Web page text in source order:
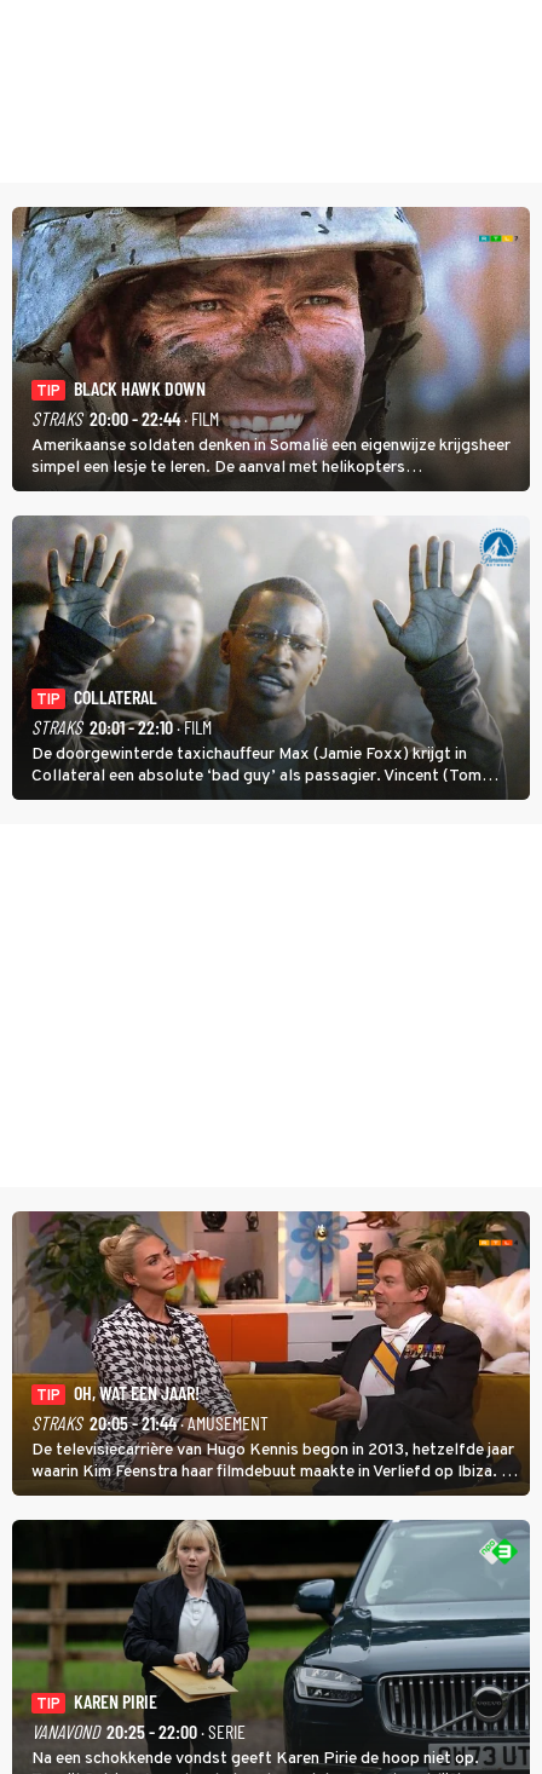
TIP
BLACK HAWK DOWN
STRAKS 20:00 - 22:44· FILM
Amerikaanse soldaten denken in Somalië een eigenwijze krijgsheer
simpel een lesje te leren. De aanval met helikopters
verloopt in Black Hawk down dramatisch.
TIP
COLLATERAL
STRAKS 20:01 - 22:10· FILM
De doorgewinterde taxichauffeur Max (Jamie Foxx) krijgt in
Collateral een absolute ‘bad guy’ als passagier. Vincent (Tom
Cruise) heeft hem nodig om hem de stad door te loodsen om een
TIP
OH, WAT EEN JAAR!
STRAKS 20:05 - 21:44· AMUSEMENT
De televisiecarrière van Hugo Kennis begon in 2013, hetzelfde jaar
waarin Kim Feenstra haar filmdebuut maakte in Verliefd op Ibiza. In
Oh, Wat een Jaar! wordt duidelijk wat ze nog meer weten van het
jaar waarin ze allebei eindtwintigers waren.
TIP
KAREN PIRIE
VANAVOND 20:25 - 22:00· SERIE
Na een schokkende vondst geeft Karen Pirie de hoop niet op.